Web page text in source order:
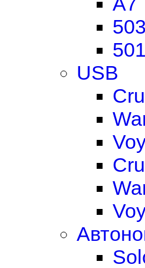
501
USB